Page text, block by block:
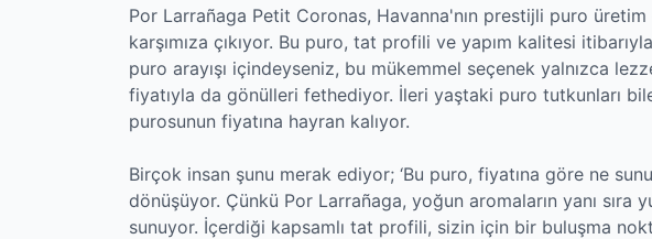
Por Larrañaga Petit Coronas, Havanna'nın prestijli puro
karşımıza çıkıyor. Bu puro, tat profili ve yapım kalitesi
puro arayışı içindeyseniz, bu mükemmel seçenek yalnızca
fiyatıyla da gönülleri fethediyor. İleri yaştaki puro tutkunları
purosunun fiyatına hayran kalıyor.
Birçok insan şunu merak ediyor; ‘Bu puro, fiyatına göre ne
dönüşüyor. Çünkü Por Larrañaga, yoğun aromaların yanı sıra
sunuyor. İçerdiği kapsamlı tat profili, sizin için bir buluşma